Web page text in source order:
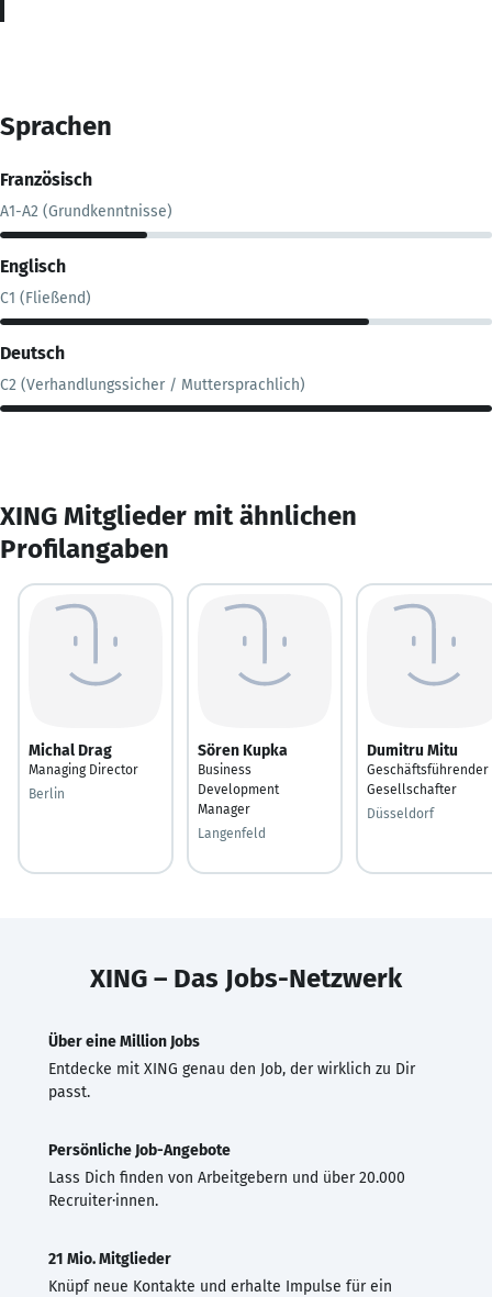
Sprachen
Französisch
A1-A2 (Grundkenntnisse)
Englisch
C1 (Fließend)
Deutsch
C2 (Verhandlungssicher / Muttersprachlich)
XING Mitglieder mit ähnlichen
Profilangaben
Michal Drag
Managing Director
Berlin
Sören Kupka
Business
Development
Manager
Langenfeld
Dumitru Mitu
Geschäftsführender
Gesellschafter
Düsseldorf
XING – Das Jobs-Netzwerk
Über eine Million Jobs
Entdecke mit XING genau den Job, der wirklich zu Dir
passt.
Persönliche Job-Angebote
Lass Dich finden von Arbeitgebern und über 20.000
Recruiter·innen.
21 Mio. Mitglieder
Knüpf neue Kontakte und erhalte Impulse für ein